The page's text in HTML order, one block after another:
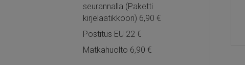
seurannalla (Paketti
kirjelaatikkoon) 6,90 €
Postitus EU 22 €
Matkahuolto 6,90 €